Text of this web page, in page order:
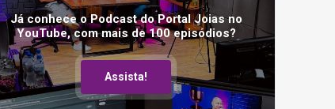
Já conhece o Podcast do Portal Joias no
YouTube, com mais de 100 episódios?
Assista!